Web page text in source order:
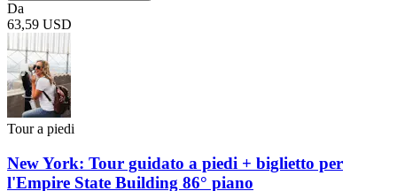
Da
63,59 USD
Tour a piedi
New York: Tour guidato a piedi + biglietto per
l'Empire State Building 86° piano